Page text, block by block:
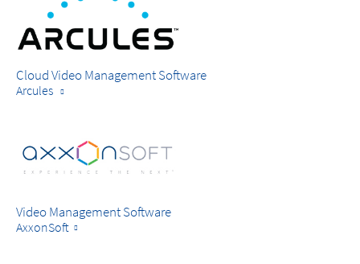
Cloud Video Management Software
Arcules
Video Management Software
AxxonSoft